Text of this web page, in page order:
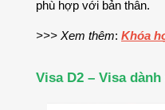
phù hợp với bản thân.
>>> Xem thêm: Khóa
Visa D2 – Visa